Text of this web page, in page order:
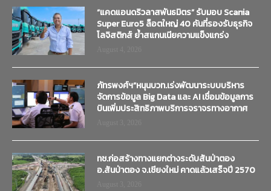
“แคดแอนดริวลาสพันธมิตร” รับมอบ Scania
Super Euro5 ล็อตใหญ่ 40 คันที่รองรับธุรกิจ
โลจิสติกส์ ย้ำสแกนเนียความแข็งแกร่ง
ภัทรพงศ์ฯ”หนุนบวท.เร่งพัฒนาระบบบริหาร
จัดการข้อมูล Big Data และ AI เชื่อมข้อมูลการ
บินเพิ่มประสิทธิภาพบริการจราจรทางอากาศ
ทช.ก่อสร้างทางแยกต่างระดับสันป่าตอง
อ.สันป่าตอง จ.เชียงใหม่ คาดแล้วเสร็จปี 2570